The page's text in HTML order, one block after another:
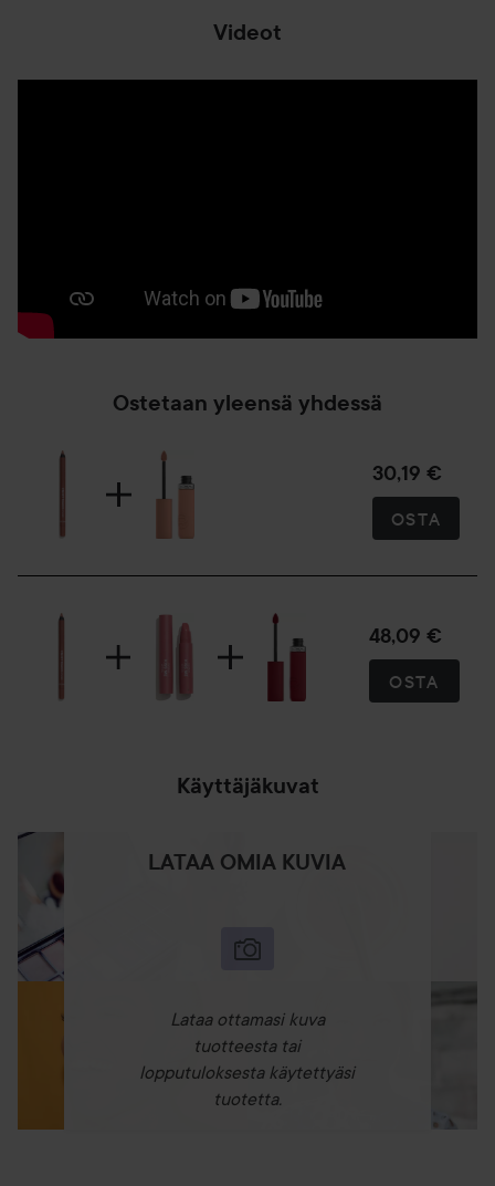
Videot
Ostetaan yleensä yhdessä
30,19 €
OSTA
48,09 €
OSTA
Käyttäjäkuvat
LATAA OMIA KUVIA
Lataa ottamasi kuva
tuotteesta tai
lopputuloksesta käytettyäsi
tuotetta.